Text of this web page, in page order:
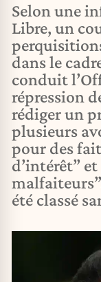
Selon une
Libre, un
dans le
conduit
répression
rédiger un
plusieurs
pour des
d’intérêt”
été classé